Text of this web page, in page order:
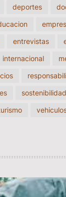
deportes
entrevistas
internacional
sostenibilidad